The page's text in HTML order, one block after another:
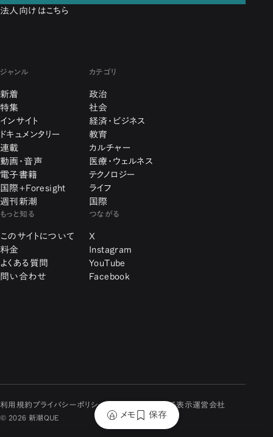
法人向けはこちら
ジャンル
新着
特集
インサイト
ドキュメンタリー
連載
動画・音声
電子書籍
国際+Foresight
週刊新潮
カテゴリ
政治
社会
経済・ビジネス
教育
カルチャー
医療・ウェルネス
テクノロジー
ライフ
国際
もっと知る
このサイトについて
料金
よくある質問
問い合わせ
つながる
X
Instagram
YouTube
Facebook
利用規約 プライバシーポリシー 特定商取引に関する表示運営会社
© 2026 新潮QUE メモ 保存